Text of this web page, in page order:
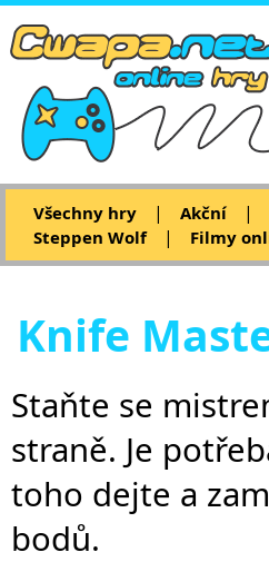
Všechny hry | Akční |
Steppen Wolf
| Filmy
Knife
Staňte se
straně. Je
toho dejte a
bodů.